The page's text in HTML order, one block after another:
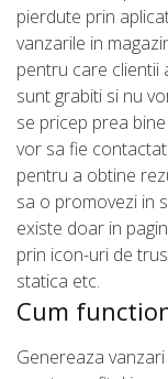
pierdute prin
vanzarile in
pentru care clientii
sunt grabiti si nu
se pricep prea
vor sa fie
pentru a obtine
sa o promovezi in
existe doar in
prin icon-uri de
statica etc.
Cum
Genereaza